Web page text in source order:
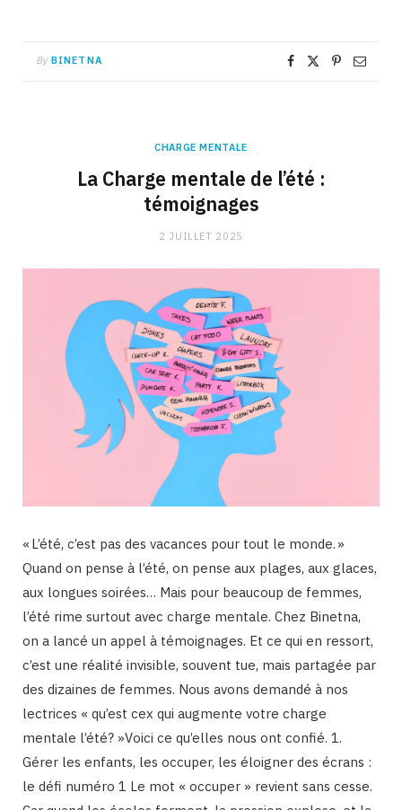
By BINETNA
CHARGE MENTALE
La Charge mentale de l’été :
témoignages
2 JUILLET 2025
« L’été, c’est pas des vacances pour tout le monde. »
Quand on pense à l’été, on pense aux plages, aux glaces,
aux longues soirées… Mais pour beaucoup de femmes,
l’été rime surtout avec charge mentale. Chez Binetna,
on a lancé un appel à témoignages. Et ce qui en ressort,
c’est une réalité invisible, souvent tue, mais partagée par
des dizaines de femmes. Nous avons demandé à nos
lectrices « qu’est cex qui augmente votre charge
mentale l’été? »Voici ce qu’elles nous ont confié. 1.
Gérer les enfants, les occuper, les éloigner des écrans :
le défi numéro 1 Le mot « occuper » revient sans cesse.